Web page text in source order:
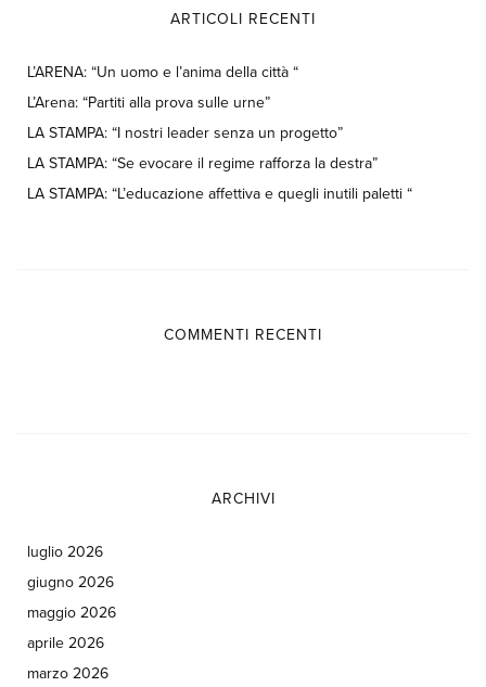
ARTICOLI RECENTI
L’ARENA: “Un uomo e l’anima della città “
L’Arena: “Partiti alla prova sulle urne”
LA STAMPA: “I nostri leader senza un progetto”
LA STAMPA: “Se evocare il regime rafforza la destra”
LA STAMPA: “L’educazione affettiva e quegli inutili paletti “
COMMENTI RECENTI
ARCHIVI
luglio 2026
giugno 2026
maggio 2026
aprile 2026
marzo 2026